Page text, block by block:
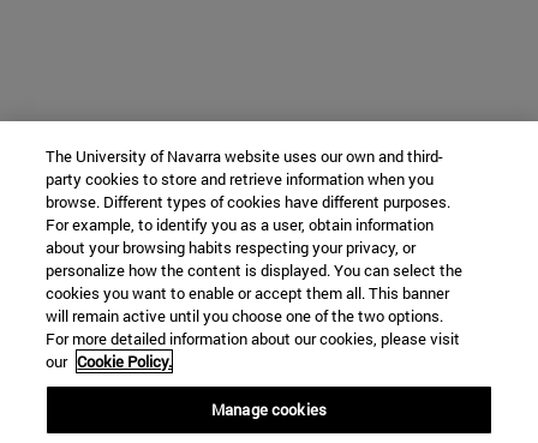
The University of Navarra website uses our own and third-
party cookies to store and retrieve information when you
browse. Different types of cookies have different purposes.
For example, to identify you as a user, obtain information
about your browsing habits respecting your privacy, or
personalize how the content is displayed. You can select the
cookies you want to enable or accept them all. This banner
will remain active until you choose one of the two options.
For more detailed information about our cookies, please visit
our Cookie Policy.
Manage cookies